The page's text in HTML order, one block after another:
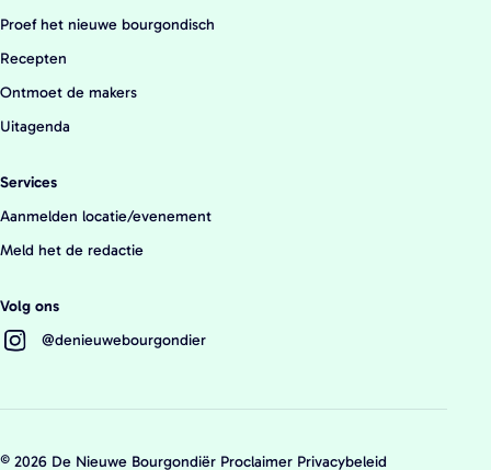
e
n
d
o
r
:
o
p
W
a
t
s
p
p
p
a
i
Proef het nieuwe bourgondisch
Recepten
Ontmoet de makers
Uitagenda
Services
Aanmelden locatie/evenement
Meld het de redactie
Volg ons
@denieuwebourgondier
© 2026 De Nieuwe Bourgondiër Proclaimer Privacybeleid